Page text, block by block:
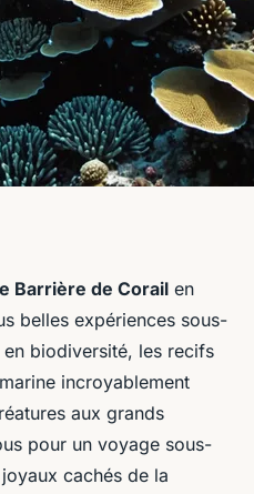
dans
de Corail
lecture
Barrière de Corail en
belles expériences sous-
en biodiversité, les recifs
incroyablement
aux grands
pour un voyage sous-
cachés de la